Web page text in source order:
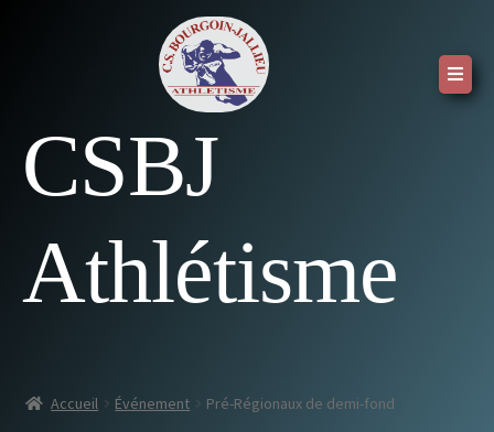
CSBJ
Athlétisme
Accueil Événement Pré-Régionaux de demi-fond